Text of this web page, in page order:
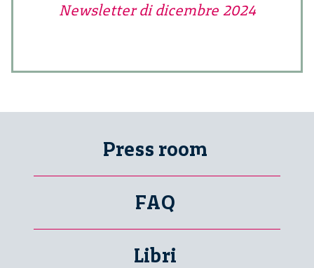
Newsletter di dicembre 2024
Press room
FAQ
Libri